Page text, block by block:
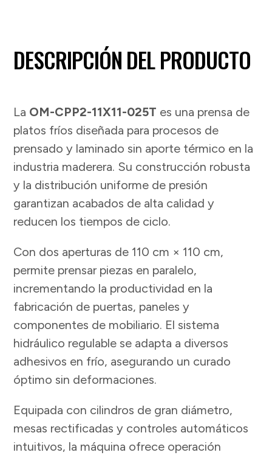
DESCRIPCIÓN DEL PRODUCTO
La OM-CPP2-11X11-025T es una prensa de
platos fríos diseñada para procesos de
prensado y laminado sin aporte térmico en la
industria maderera. Su construcción robusta
y la distribución uniforme de presión
garantizan acabados de alta calidad y
reducen los tiempos de ciclo.
Con dos aperturas de 110 cm × 110 cm,
permite prensar piezas en paralelo,
incrementando la productividad en la
fabricación de puertas, paneles y
componentes de mobiliario. El sistema
hidráulico regulable se adapta a diversos
adhesivos en frío, asegurando un curado
óptimo sin deformaciones.
Equipada con cilindros de gran diámetro,
mesas rectificadas y controles automáticos
intuitivos, la máquina ofrece operación